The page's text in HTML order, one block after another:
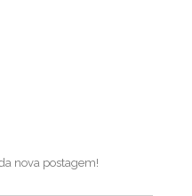
nova postagem!